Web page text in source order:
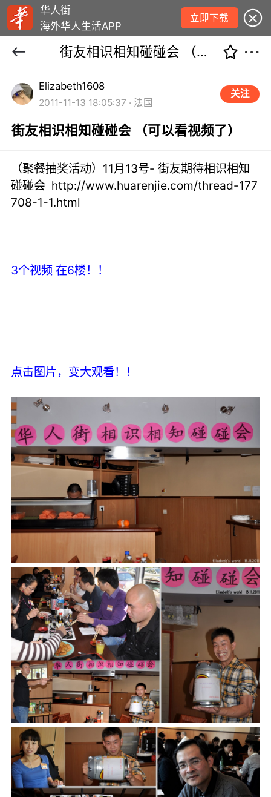
华人街
海外华人生活APP
立即下载
街友相识相知碰碰会 （可以看视频了）
Elizabeth1608
2011-11-13 18:05:37 · 法国
关注
街友相识相知碰碰会 （可以看视频了）
（聚餐抽奖活动）11月13号- 街友期待相识相知
碰碰会 http://www.huarenjie.com/thread-177
708-1-1.html
3个视频 在6楼！！
点击图片，变大观看！！